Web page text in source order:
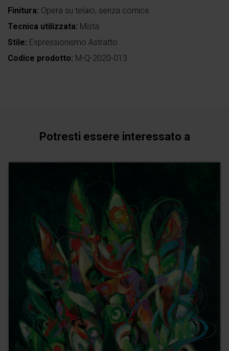
Finitura: Opera su telaio, senza cornice
Tecnica utilizzata: Mista
Stile: Espressionismo Astratto
Codice prodotto: M-Q-2020-013
Potresti essere interessato a